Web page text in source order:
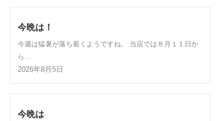
今晩は！
今週は猛暑が落ち着くようですね。 当店では８月１１日か
ら...
2026年8月5日
今晩は